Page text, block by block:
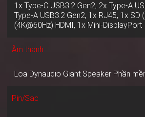
1x Type-C USB3.2 Gen2, 2x Type-A
Type-A USB3.2 Gen2, 1x RJ45, 1x SD
(4K@60Hz) HDMI, 1x Mini-DisplayPort
Âm thanh
Loa Dynaudio Giant Speaker Phần
Pin/Sạc